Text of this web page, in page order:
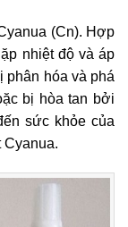
(Cn). Hợp
nhiệt độ và áp
phân hóa và phá
bị hòa tan bởi
sức khỏe của